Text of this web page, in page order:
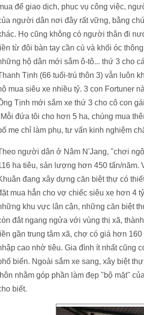
để giao dịch, phục vụ công việc,
người dân nơi đây rất vững, bằng
Họ cũng không có người thân đi
từ đôi bàn tay cần cù và khối óc
hộ dân mới sắm ô-tô... thứ 3 cho
Tịnh (66 tuổi-trú thôn 3) vẫn luôn
mua siêu xe nhiều tỷ. 3 con Fortuner
Tịnh mới sắm xe thứ 3 cho cô con
đứa tôi cho hơn 5 ha, chúng mua
mẹ chỉ làm phụ, tư vấn kinh nghiệm
người dân ở Nâm N'Jang, "chơi
ha tiêu, sản lượng hơn 450 tấn/năm.
đang xây dựng căn biệt thự có
mua hẳn cho vợ chiếc siêu xe hơn 4
khu vực lân cận, những căn biệt
đắt ngang ngửa với vùng thị xã,
gần trung tâm xã, chợ có giá hơn
cao nhờ tiêu. Gia đình ít nhất cũng
biến. Ngoài sắm xe sang, xây biệt
nhằm góp phần làm đẹp "bộ mặt"
biết.